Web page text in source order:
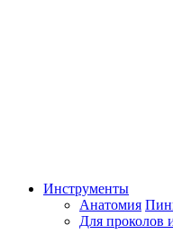
Инструменты
Анатомия
Для проколов